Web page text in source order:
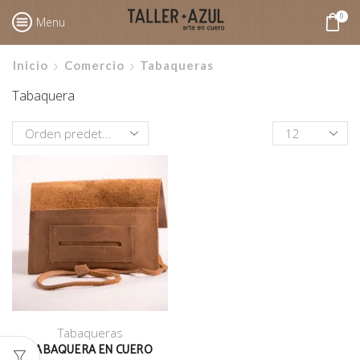
Menu 0
Inicio Comercio Tabaqueras
Tabaquera
Productos
por
Tabaqueras
TABAQUERA EN CUERO